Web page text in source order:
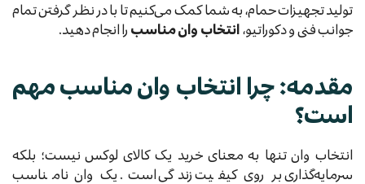
تولید تجهیزات حمام، به شما کمک می‌کنیم تا با در نظر گرفتن تمام
جوانب فنی و دکوراتیو،انتخاب وان مناسب را انجام دهید.
مقدمه: چرا انتخاب وان مناسب مهم
است؟
انتخاب وان تنها به معنای خرید یک کالای لوکس نیست؛ بلکه
سرمایه‌گذاری بر روی کیفیت زندگی است. یک وان نامناسب